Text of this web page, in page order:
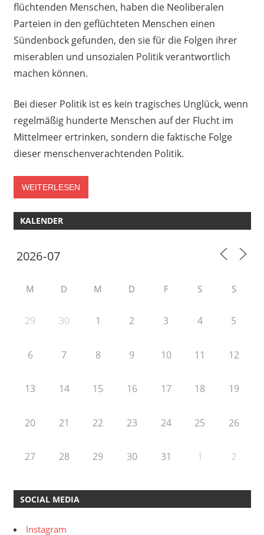
flüchtenden Menschen, haben die Neoliberalen
Parteien in den geflüchteten Menschen einen
Sündenbock gefunden, den sie für die Folgen ihrer
miserablen und unsozialen Politik verantwortlich
machen können.
Bei dieser Politik ist es kein tragisches Unglück, wenn
regelmäßig hunderte Menschen auf der Flucht im
Mittelmeer ertrinken, sondern die faktische Folge
dieser menschenverachtenden Politik.
WEITERLESEN
KALENDER
M D M D F S S
29 30 1 2 3 4 5
6 7 8 9 10 11 12
13 14 15 16 17 18 19
20 21 22 23 24 25 26
27 28 29 30 31 1 2
SOCIAL MEDIA
Instagram